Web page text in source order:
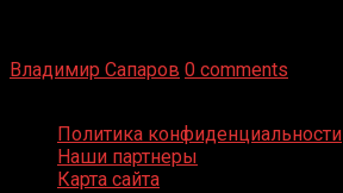
Владимир Сапаров 0 comments
Политика конфиденциальности
Наши партнеры
Карта сайта